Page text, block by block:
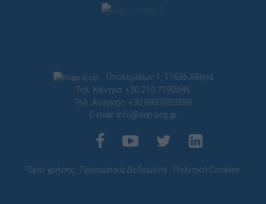
Πτολεμαίων 1, 11635 Αθήνα
Τηλ. Κέντρο: +30 210.7290046
Τηλ. Ανάγκης: +30 6937003358
E-mail: info@sep.org.gr
Όροι χρήσης Προσωπικά Δεδομένα Πολιτική Cookies